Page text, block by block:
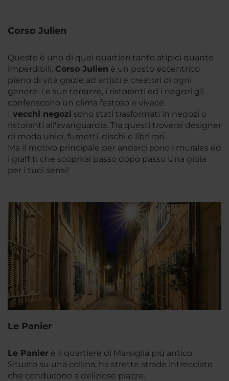
Corso Julien
Questo è uno di quei quartieri tanto atipici quanto
imperdibili. Corso Julien è un posto eccentrico
pieno di vita grazie ad artisti e creatori di ogni
genere. Le sue terrazze, i ristoranti ed i negozi gli
conferiscono un clima festoso e vivace.
I vecchi negozi sono stati trasformati in negozi o
ristoranti all'avanguardia. Tra questi troverai designer
di moda unici, fumetti, dischi e libri rari.
Ma il motivo principale per andarci sono i murales ed
i graffiti che scoprirai passo dopo passo Una gioia
per i tuoi sensi!
Le Panier
Le Panier è il quartiere di Marsiglia più antico .
Situato su una collina, ha strette strade intrecciate
che conducono a deliziose piazze.